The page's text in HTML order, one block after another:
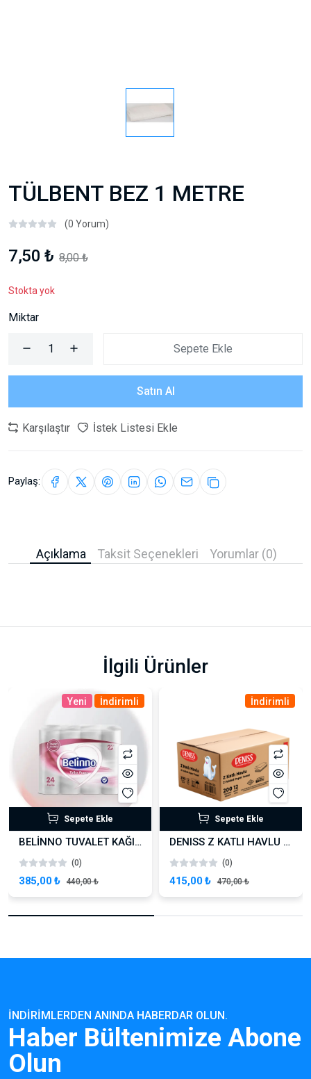
TÜLBENT BEZ 1 METRE
(0 Yorum)
7,50 ₺ 8,00 ₺
Stokta yok
Miktar
Sepete Ekle
Satın Al
Karşılaştır İstek Listesi Ekle
Paylaş:
Açıklama Taksit Seçenekleri Yorumlar (0)
İlgili Ürünler
Yeni İndirimli
Sepete Ekle
BELİNNO TUVALET KAĞIDI 3X24 72 ADET
(0)
385,00 ₺ 440,00 ₺
İndirimli
Sepete Ekle
DENISS Z KATLI HAVLU – 200 YAPRAK
(0)
415,00 ₺ 470,00 ₺
İNDIRIMLERDEN ANINDA HABERDAR OLUN.
Haber Bültenimize Abone
Olun